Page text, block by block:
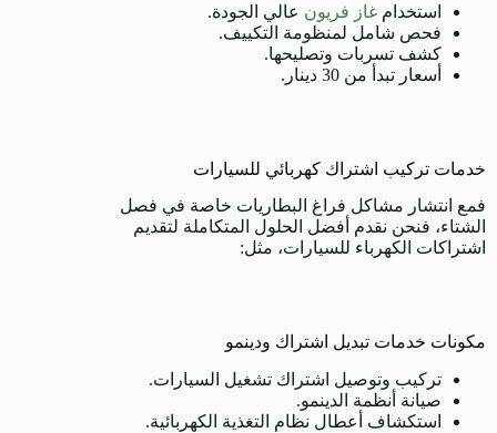
استخدام غاز فريون عالي الجودة.
فحص شامل لمنظومة التكييف.
كشف تسربات وتصليحها.
أسعار تبدأ من 30 دينار.
خدمات تركيب اشتراك كهربائي للسيارات
فمع انتشار مشاكل فراغ البطاريات خاصة في فصل
الشتاء، فنحن نقدم أفضل الحلول المتكاملة لتقديم
اشتراكات الكهرباء للسيارات، مثل:
مكونات خدمات تبديل اشتراك ودينمو
تركيب وتوصيل اشتراك تشغيل السيارات.
صيانة أنظمة الدينمو.
استكشاف أعطال نظام التغذية الكهربائية.